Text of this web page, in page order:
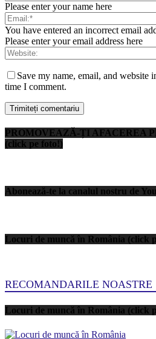
Please enter your name here
You have entered an incorrect email
Please enter your email address here
Save my name, email, and website
time I comment.
PROMOVEAZĂ-ȚI AFACEREA
(click pe foto!)
Abonează-te la canalul nostru de
Locuri de muncă în România (click
RECOMANDARILE NOASTRE
Locuri de muncă în România (click